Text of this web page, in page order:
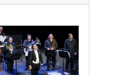
sif_2299